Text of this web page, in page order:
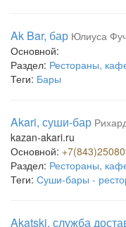
Ak Bar, бар Юлиуса
Основной:
Раздел: Рестораны,
Теги: Бары
Akari, суши-бар
kazan-akari.ru
Основной:
Раздел: Рестораны,
Теги: Суши-бары -
Akatski, служба